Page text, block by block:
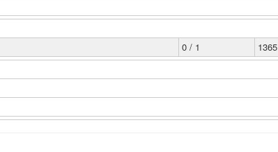
0 / 1 1365